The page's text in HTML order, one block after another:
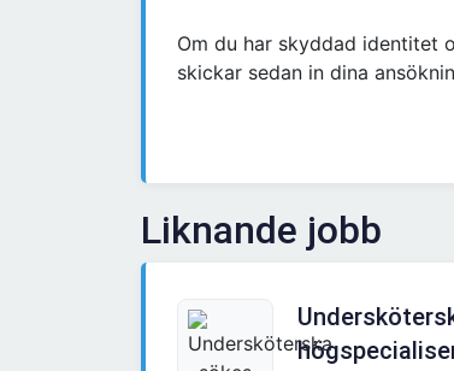
Om du har skyddad identitet
skickar sedan in dina
Liknande jobb